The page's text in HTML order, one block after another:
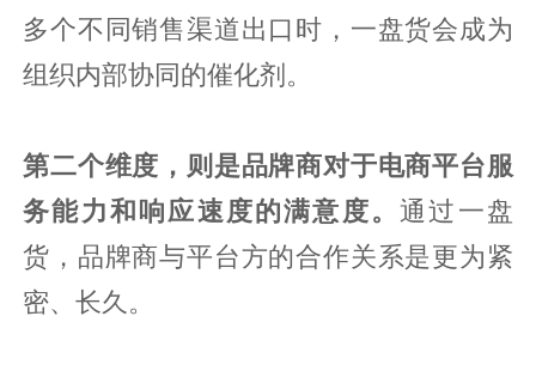
多个不同销售渠道出口时，一盘货会成为
组织内部协同的催化剂。
第二个维度，则是品牌商对于电商平台服
务能力和响应速度的满意度。通过一盘
货，品牌商与平台方的合作关系是更为紧
密、长久。